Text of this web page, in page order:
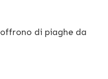
di piaghe da